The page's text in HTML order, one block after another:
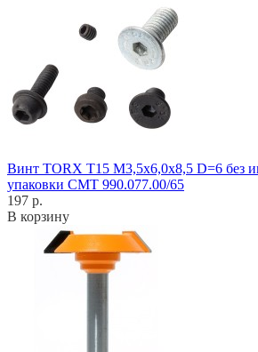
Винт TORX T15 M3,5x6,0x8,5 D=6 без
упаковки CMT 990.077.00/65
197 р.
В корзину